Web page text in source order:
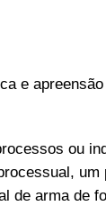
e
ou
um
de arma de